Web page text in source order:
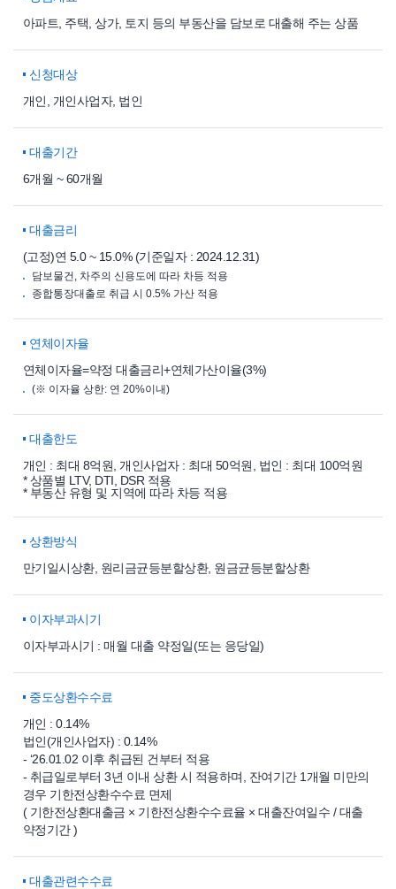
아파트, 주택, 상가, 토지 등의 부동산을 담보로 대출해 주는 상품
신청대상
개인, 개인사업자, 법인
대출기간
6개월 ~ 60개월
대출금리
(고정)연 5.0 ~ 15.0% (기준일자 : 2024.12.31)
담보물건, 차주의 신용도에 따라 차등 적용
종합통장대출로 취급 시 0.5% 가산 적용
연체이자율
연체이자율=약정 대출금리+연체가산이율(3%)
(※ 이자율 상한: 연 20%이내)
대출한도
개인 : 최대 8억원, 개인사업자 : 최대 50억원, 법인 : 최대 100억원
* 상품별 LTV, DTI, DSR 적용
* 부동산 유형 및 지역에 따라 차등 적용
상환방식
만기일시상환, 원리금균등분할상환, 원금균등분할상환
이자부과시기
이자부과시기 : 매월 대출 약정일(또는 응당일)
중도상환수수료
개인 : 0.14%
법인(개인사업자) : 0.14%
- ‘26.01.02 이후 취급된 건부터 적용
- 취급일로부터 3년 이내 상환 시 적용하며, 잔여기간 1개월 미만의
경우 기한전상환수수료 면제
( 기한전상환대출금 × 기한전상환수수료율 × 대출잔여일수 / 대출
약정기간 )
대출관련수수료